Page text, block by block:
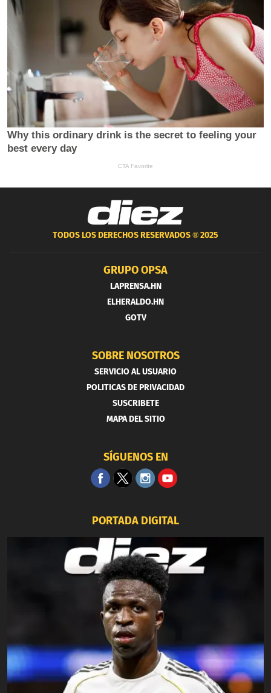
TODOS LOS DERECHOS RESERVADOS ®2025
GRUPO OPSA
LAPRENSA.HN
ELHERALDO.HN
GOTV
SOBRE NOSOTROS
SERVICIO AL USUARIO
POLITICAS DE PRIVACIDAD
SUSCRIBETE
MAPA DEL SITIO
SÍGUENOS EN
PORTADA DIGITAL